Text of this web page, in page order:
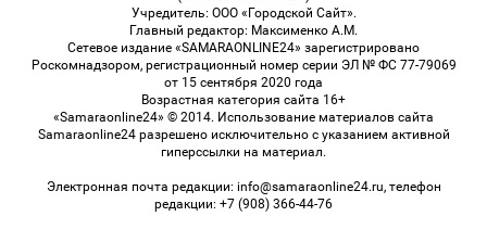
Учредитель: ООО «Городской Сайт».
Главный редактор: Максименко А.М.
Сетевое издание «SAMARAONLINE24» зарегистрировано
Роскомнадзором, регистрационный номер серии ЭЛ № ФС 77-79069
от 15 сентября 2020 года
Возрастная категория сайта 16+
«Samaraonline24» © 2014. Использование материалов сайта
Samaraonline24 разрешено исключительно с указанием активной
гиперссылки на материал.
Электронная почта редакции: info@samaraonline24.ru, телефон
редакции: +7 (908) 366-44-76